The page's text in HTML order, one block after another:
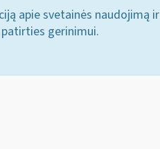
apie svetainės naudojimą ir
gerinimui.